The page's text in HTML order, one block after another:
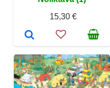
15,30 €